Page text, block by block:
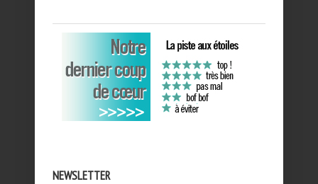
NEWSLETTER